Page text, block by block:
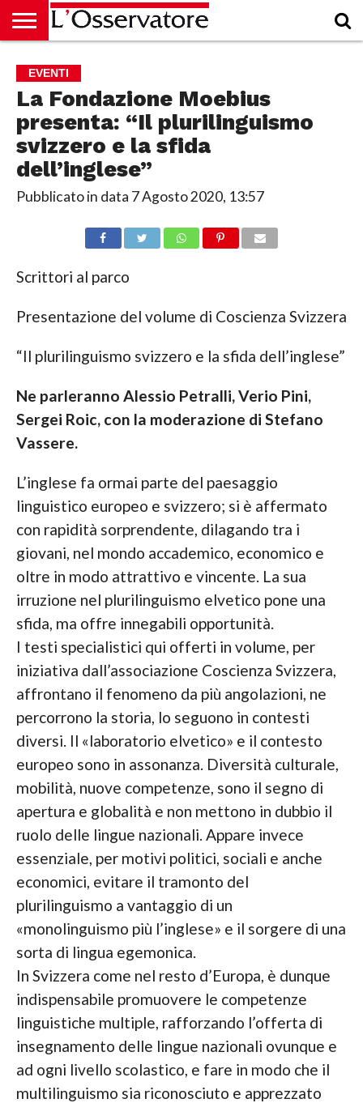
CULTURA
ECONOMIA
RUBRICHE
ARCHIVIO
PODCAST
ABBONAMENTO
CHI
SIAMO
ACCEDI
EVENTI
La Fondazione Moebius
presenta: “Il plurilinguismo
svizzero e la sfida
dell’inglese”
Pubblicato in data 7 Agosto 2020, 13:57
Scrittori al parco
Presentazione del volume di Coscienza Svizzera
“Il plurilinguismo svizzero e la sfida dell’inglese”
Ne parleranno Alessio Petralli, Verio Pini,
Sergei Roic, con la moderazione di Stefano
Vassere.
L’inglese fa ormai parte del paesaggio
linguistico europeo e svizzero; si è affermato
con rapidità sorprendente, dilagando tra i
giovani, nel mondo accademico, economico e
oltre in modo attrattivo e vincente. La sua
irruzione nel plurilinguismo elvetico pone una
sfida, ma offre innegabili opportunità.
I testi specialistici qui offerti in volume, per
iniziativa dall’associazione Coscienza Svizzera,
affrontano il fenomeno da più angolazioni, ne
percorrono la storia, lo seguono in contesti
diversi. Il «laboratorio elvetico» e il contesto
europeo sono in assonanza. Diversità culturale,
mobilità, nuove competenze, sono il segno di
apertura e globalità e non mettono in dubbio il
ruolo delle lingue nazionali. Appare invece
essenziale, per motivi politici, sociali e anche
economici, evitare il tramonto del
plurilinguismo a vantaggio di un
«monolinguismo più l’inglese» e il sorgere di una
sorta di lingua egemonica.
In Svizzera come nel resto d’Europa, è dunque
indispensabile promuovere le competenze
linguistiche multiple, rafforzando l’offerta di
insegnamento delle lingue nazionali ovunque e
ad ogni livello scolastico, e fare in modo che il
multilinguismo sia riconosciuto e apprezzato